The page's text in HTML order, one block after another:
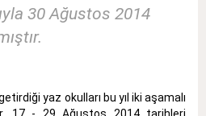
30 Ağustos 2014
yaz okulları bu yıl iki aşamalı
17 - 29 Ağustos 2014 tarihleri